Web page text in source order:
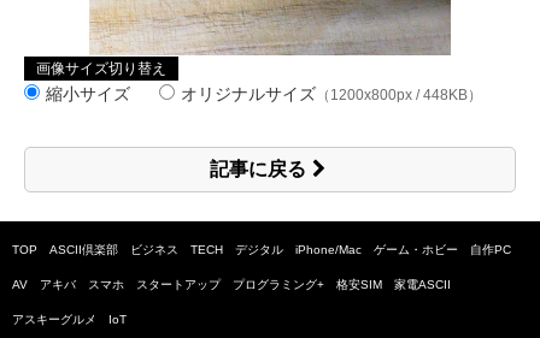
画像サイズ切り替え
縮小サイズ オリジナルサイズ （1200x800px / 448KB）
記事に戻る
TOP ASCII倶楽部 ビジネス TECH デジタル iPhone/Mac ゲーム・ホビー 自作PC
AV アキバ スマホ スタートアップ プログラミング+ 格安SIM 家電ASCII
アスキーグルメ IoT